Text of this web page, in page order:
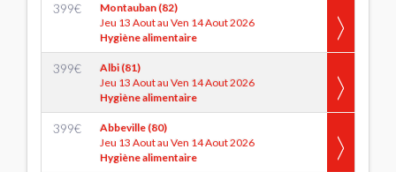
399€
Montauban (82)
Jeu 13 Aout au Ven 14 Aout 2026
Hygiène alimentaire
399€
Albi (81)
Jeu 13 Aout au Ven 14 Aout 2026
Hygiène alimentaire
399€
Abbeville (80)
Jeu 13 Aout au Ven 14 Aout 2026
Hygiène alimentaire